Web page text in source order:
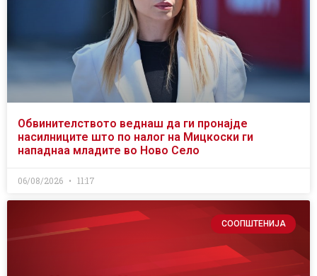
Обвинителството веднаш да ги пронајде
насилниците што по налог на Мицкоски ги
нападнаа младите во Ново Село
06/08/2026 11:17
СООПШТЕНИЈА